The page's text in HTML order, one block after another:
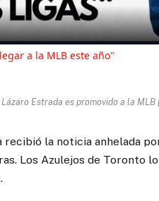
a la MLB este año"
Estrada es promovido a la
recibió la noticia anhelada
Los Azulejos de Toronto